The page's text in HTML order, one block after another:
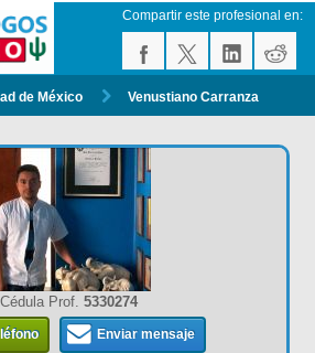
Compartir este profesional en:
de México Venustiano Carranza
Cédula Prof. 5330274
Enviar mensaje